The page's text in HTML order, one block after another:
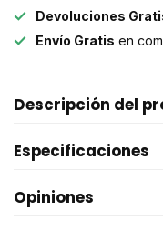
Devoluciones
Envío Gratis en
Descripción del
Especificaciones
Opiniones